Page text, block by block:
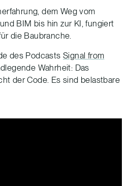
dem Weg vom
BIM bis hin zur KI, fungiert
die Baubranche.
des Podcasts Signal from
Wahrheit: Das
der Code. Es sind belastbare